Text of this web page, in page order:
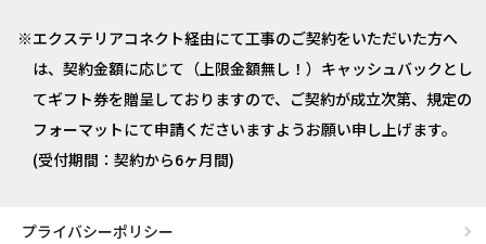
エクステリアコネクト経由にて工事のご契約をいただいた方へ
は、契約金額に応じて（上限金額無し！）キャッシュバックとし
てギフト券を贈呈しておりますので、ご契約が成立次第、規定の
フォーマットにて申請くださいますようお願い申し上げます。
(受付期間：契約から6ヶ月間)
プライバシーポリシー